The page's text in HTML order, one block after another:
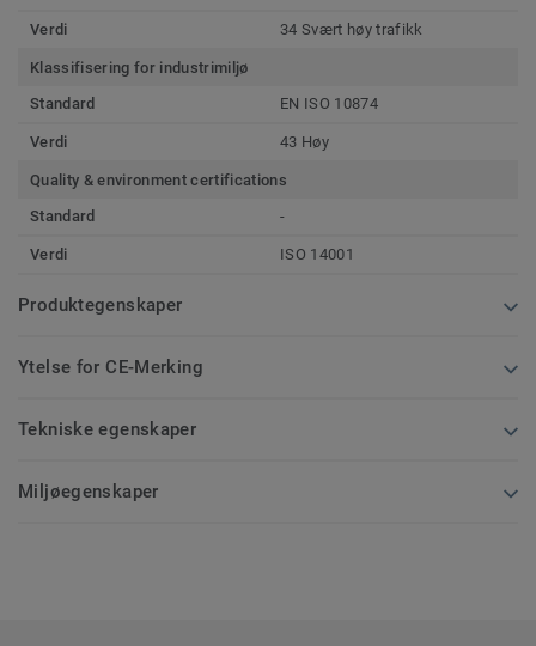
Verdi 34 Svært høy trafikk
Klassifisering for industrimiljø
Standard
EN ISO 10874
Verdi 43 Høy
Quality & environment certifications
Standard
-
Verdi ISO 14001
Produktegenskaper
Ytelse for CE-Merking
Tekniske egenskaper
Miljøegenskaper